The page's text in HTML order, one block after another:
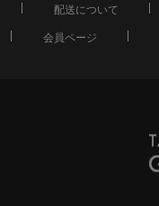
配送について
会員ページ